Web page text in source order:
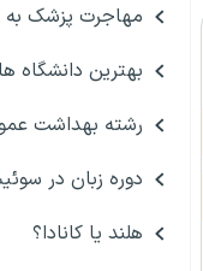
مهاجرت پزشک به
بهترین دانشگاه
رشته بهداشت
دوره زبان در
هلند یا کانادا؟